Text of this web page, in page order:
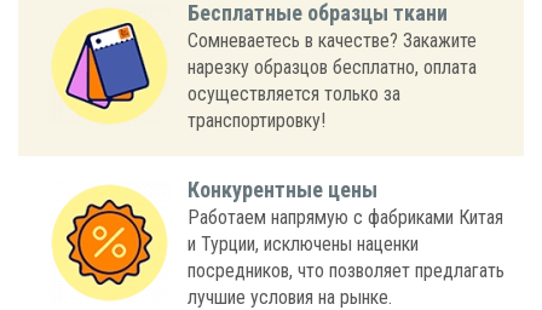
Бесплатные образцы ткани
Сомневаетесь в качестве? Закажите
нарезку образцов бесплатно, оплата
осуществляется только за
транспортировку!
Конкурентные цены
Работаем напрямую с фабриками Китая
и Турции, исключены наценки
посредников, что позволяет предлагать
лучшие условия на рынке.